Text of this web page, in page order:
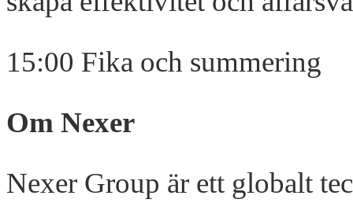
15:00 Fika och summering
Om Nexer
Nexer Group är ett globalt